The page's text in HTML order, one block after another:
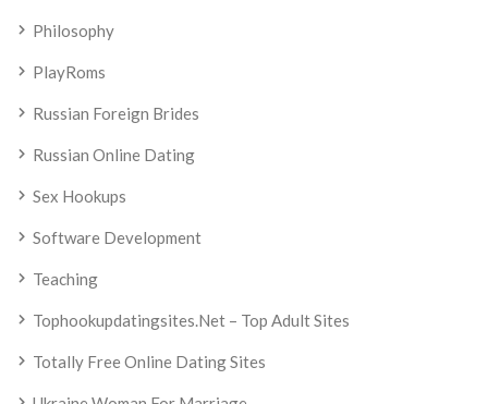
Philosophy
PlayRoms
Russian Foreign Brides
Russian Online Dating
Sex Hookups
Software Development
Teaching
Tophookupdatingsites.net – Top Adult Sites
Totally Free Online Dating Sites